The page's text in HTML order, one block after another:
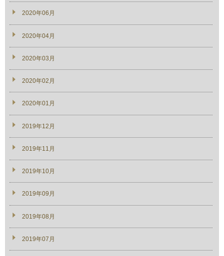
2020年06月
2020年04月
2020年03月
2020年02月
2020年01月
2019年12月
2019年11月
2019年10月
2019年09月
2019年08月
2019年07月